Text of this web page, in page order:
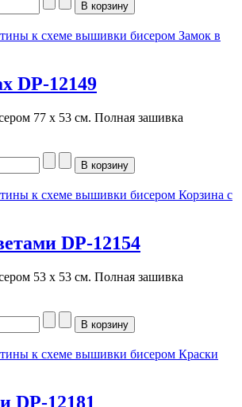
DP-12149
77 х 53 см. Полная зашивка
DP-12154
53 х 53 см. Полная зашивка
DP-12181